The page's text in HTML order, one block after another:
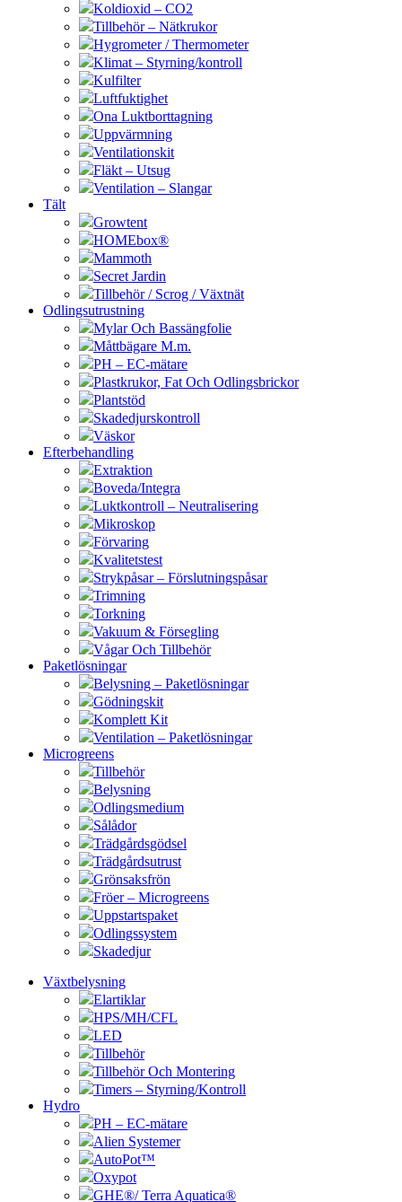
Koldioxid – CO2
Tillbehör – Nätkrukor
Hygrometer / Thermometer
Klimat – Styrning/kontroll
Kulfilter
Luftfuktighet
Ona Luktborttagning
Uppvärmning
Ventilationskit
Fläkt – Utsug
Ventilation – Slangar
Tält
Growtent
HOMEbox®
Mammoth
Secret Jardin
Tillbehör / Scrog / Växtnät
Odlingsutrustning
Mylar Och Bassängfolie
Måttbägare M.m.
PH – EC-mätare
Plastkrukor, Fat Och Odlingsbrickor
Plantstöd
Skadedjurskontroll
Väskor
Efterbehandling
Extraktion
Boveda/Integra
Luktkontroll – Neutralisering
Mikroskop
Förvaring
Kvalitetstest
Strykpåsar – Förslutningspåsar
Trimning
Torkning
Vakuum & Försegling
Vågar Och Tillbehör
Paketlösningar
Belysning – Paketlösningar
Gödningskit
Komplett Kit
Ventilation – Paketlösningar
Microgreens
Tillbehör
Belysning
Odlingsmedium
Sålådor
Trädgårdsgödsel
Trädgårdsutrust
Grönsaksfrön
Fröer – Microgreens
Uppstartspaket
Odlingssystem
Skadedjur
Växtbelysning
Elartiklar
HPS/MH/CFL
LED
Tillbehör
Tillbehör Och Montering
Timers – Styrning/Kontroll
Hydro
PH – EC-mätare
Alien Systemer
AutoPot™
Oxypot
GHE®/ Terra Aquatica®